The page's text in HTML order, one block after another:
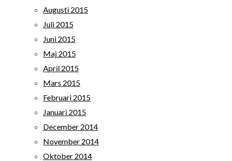
Augusti 2015
Juli 2015
Juni 2015
Maj 2015
April 2015
Mars 2015
Februari 2015
Januari 2015
December 2014
November 2014
Oktober 2014